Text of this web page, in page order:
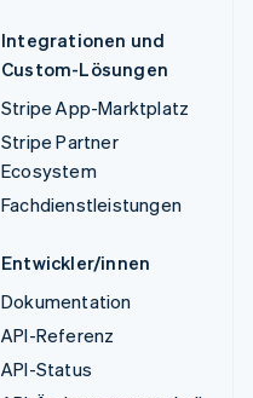
Integrationen und
Custom-Lösungen
Stripe App-Marktplatz
Stripe Partner
Ecosystem
Fachdienstleistungen
Entwickler/innen
Dokumentation
API-Referenz
API-Status